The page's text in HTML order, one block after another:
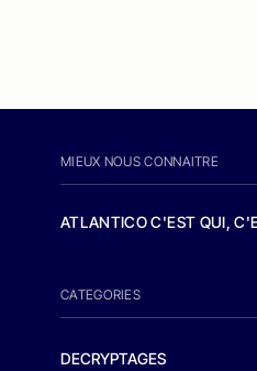
MIEUX NOUS CONNAITRE
ATLANTICO C'EST QUI,
CATEGORIES
DECRYPTAGES